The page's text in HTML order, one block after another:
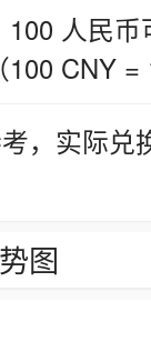
人民
CNY =
，实际
图